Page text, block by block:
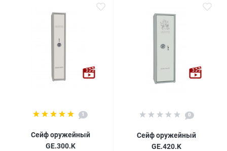
1
Сейф оружейный
GE.300.K
0
Сейф оружейный
GE.420.K